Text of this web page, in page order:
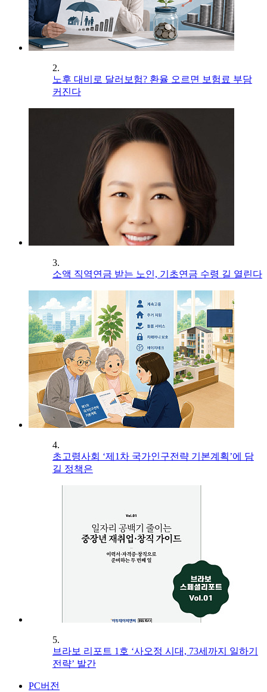
2.
노후 대비로 달러보험? 환율 오르면 보험료 부담
커진다
3.
소액 직역연금 받는 노인, 기초연금 수령 길 열린다
4.
초고령사회 ‘제1차 국가인구전략 기본계획’에 담
길 정책은
5.
브라보 리포트 1호 ‘사오정 시대, 73세까지 일하기
전략’ 발간
PC버전